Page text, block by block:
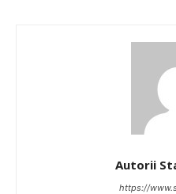
Autorii
https://